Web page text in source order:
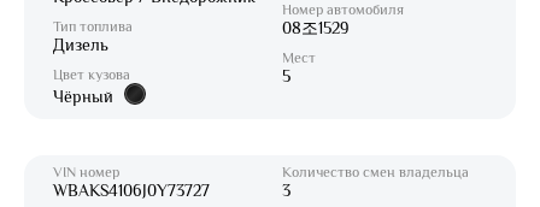
Тип топлива
Дизель
Цвет кузова
Чёрный
Номер автомобиля
08조1529
Мест
5
VIN номер
WBAKS4106J0Y73727
Количество смен владельца
3